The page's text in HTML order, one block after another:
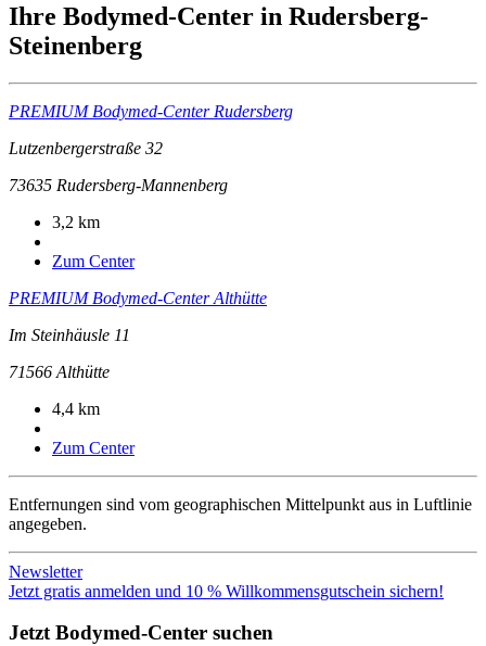
Ihre Bodymed-Center in Rudersberg-
Steinenberg
PREMIUM Bodymed-Center Rudersberg
Lutzenbergerstraße 32
73635 Rudersberg-Mannenberg
3,2 km
Zum Center
PREMIUM Bodymed-Center Althütte
Im Steinhäusle 11
71566 Althütte
4,4 km
Zum Center
Entfernungen sind vom geographischen Mittelpunkt aus in Luftlinie
angegeben.
Newsletter
Jetzt gratis anmelden und 10 % Willkommensgutschein sichern!
Jetzt Bodymed-Center suchen